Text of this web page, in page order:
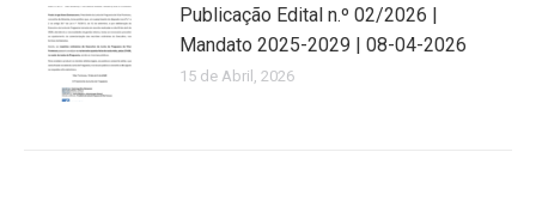
Publicação Edital n.º 02/2026 |
Mandato 2025-2029 | 08-04-2026
15 de Abril, 2026